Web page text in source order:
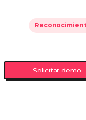
Solicitar demo